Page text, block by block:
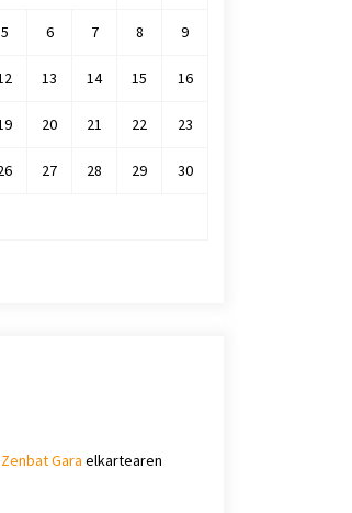
5 6 7 8 9
13 14 15 16
20 21 22 23
27 28 29 30
Zenbat Gara elkartearen